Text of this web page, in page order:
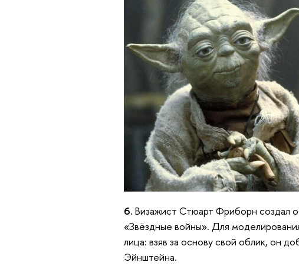
6. Визажист Стюарт Фриборн создал
«Звёздные войны». Для
лица: взяв за основу свой облик, он
Эйнштейна.